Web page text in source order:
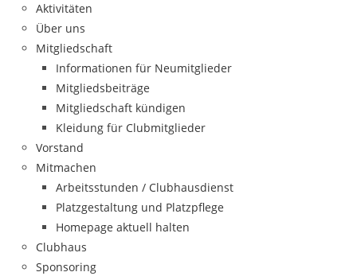
Aktivitäten
Über uns
Mitgliedschaft
Informationen für Neumitglieder
Mitgliedsbeiträge
Mitgliedschaft kündigen
Kleidung für Clubmitglieder
Vorstand
Mitmachen
Arbeitsstunden / Clubhausdienst
Platzgestaltung und Platzpflege
Homepage aktuell halten
Clubhaus
Sponsoring